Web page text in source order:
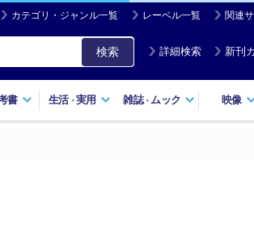
カテゴリ・ジャンル一覧 レーベル一覧 関連
検索 詳細検索 新刊
書 生活・実用 雑誌・ ムック 映像